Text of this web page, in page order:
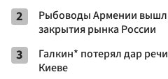
2
Рыбоводы Армении
закрытия рынка России
3
Галкин* потерял дар
Киеве